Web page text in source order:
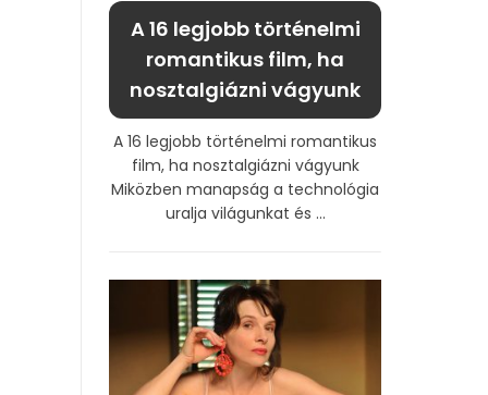
A 16 legjobb történelmi
romantikus film, ha
nosztalgiázni vágyunk
A 16 legjobb történelmi romantikus
film, ha nosztalgiázni vágyunk
Miközben manapság a technológia
uralja világunkat és ...